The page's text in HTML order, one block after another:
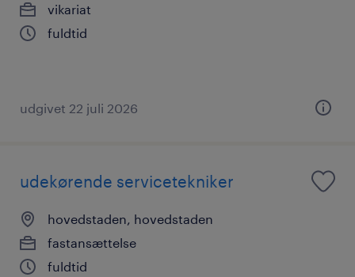
vikariat
fuldtid
udgivet 22 juli 2026
udekørende servicetekniker
hovedstaden, hovedstaden
fastansættelse
fuldtid